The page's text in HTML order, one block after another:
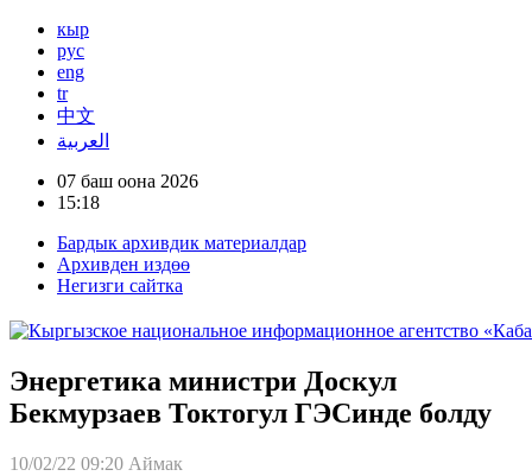
кыр
рус
eng
tr
中文
العربية
07 баш оона 2026
15:18
Бардык архивдик материалдар
Архивден издөө
Негизги сайтка
Энергетика министри Доскул
Бекмурзаев Токтогул ГЭСинде болду
10/02/22 09:20 Аймак